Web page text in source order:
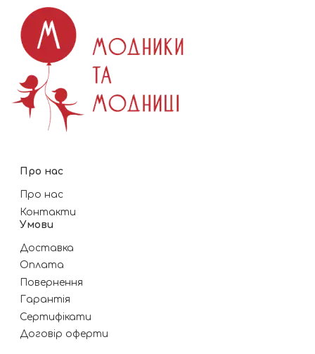
Про нас
Про нас
Контакти
Умови
Доставка
Оплата
Повернення
Гарантія
Сертифікати
Договір оферти